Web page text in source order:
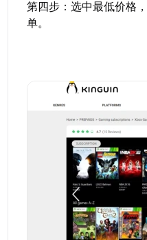
第四步：选中最低价格
单。